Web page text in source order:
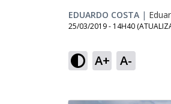
EDUARDO COSTA |
25/03/2019 - 14H40
A+ A-